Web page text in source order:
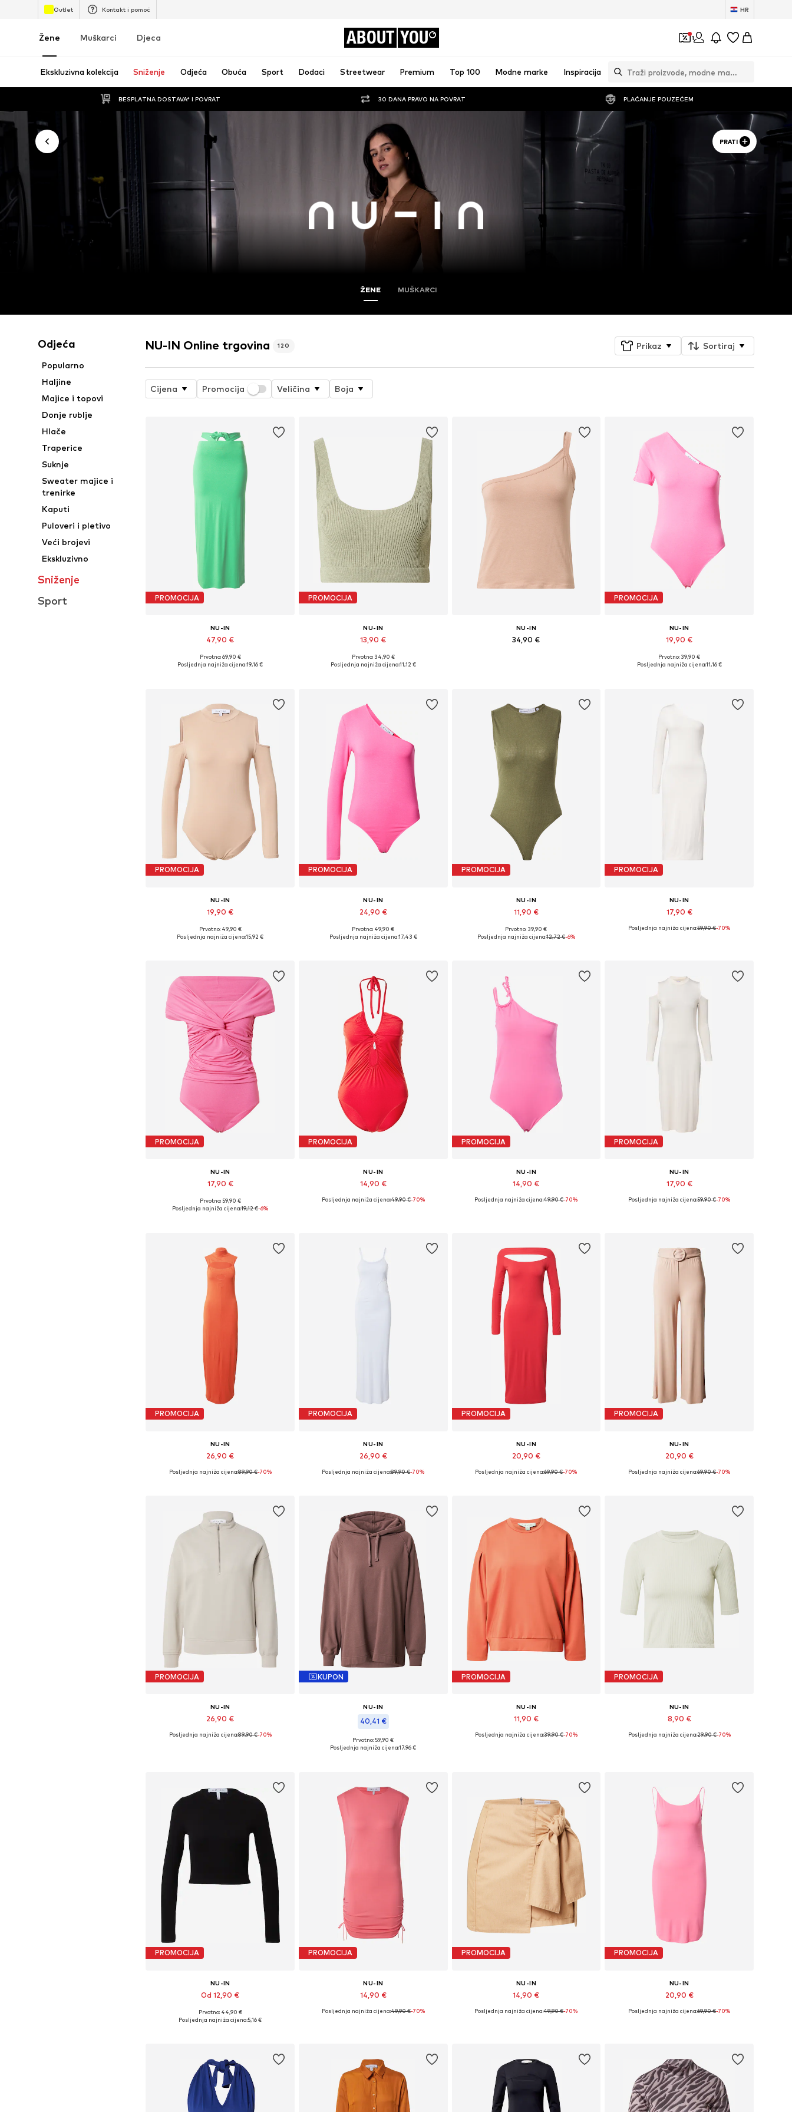
Outlet Kontakt i pomoć HR
Žene Muškarci Djeca ABOUT YOU 1
Ekskluzivna kolekcija Sniženje Odjeća Obuća Sport Dodaci Streetwear Premium Top 100 Modne marke Inspiracija
BESPLATNA DOSTAVA* I POVRAT 30 DANA PRAVO NA POVRAT PLAĆANJE POUZEĆEM
PRATI
ŽENE MUŠKARCI
Odjeća
Popularno
Haljine
Majice i topovi
Donje rublje
Hlače
Traperice
Suknje
Sweater majice i
trenirke
Kaputi
Puloveri i pletivo
Veći brojevi
Ekskluzivno
Sniženje
Sport
NU-IN Online trgovina 120 Prikaz Sortiraj
Cijena Promocija Veličina Boja
PROMOCIJA
NU-IN
47,90 €
Dostupne veličine: 34, 36, 38
Prvotno: 69,90 €
Posljednja najniža cijena:19,16 €
PROMOCIJA
NU-IN
13,90 €
Dostupne veličine: XS, S, M, L
Prvotno: 34,90 €
Posljednja najniža cijena:11,12 €
NU-IN
34,90 €
PROMOCIJA
NU-IN
19,90 €
Dostupne veličine: XS, S, M, L, XL
Prvotno: 39,90 €
Posljednja najniža cijena:11,16 €
PROMOCIJA
NU-IN
19,90 €
Dostupne veličine: XS, S, M
Prvotno: 49,90 €
Posljednja najniža cijena:15,92 €
PROMOCIJA
NU-IN
24,90 €
Dostupne veličine: XXS, XS, S, M, L
Prvotno: 49,90 €
Posljednja najniža cijena:17,43 €
PROMOCIJA
NU-IN
11,90 €
Dostupne veličine: XXS, XS, S, M
Prvotno: 39,90 €
Posljednja najniža cijena:12,72 €-6%
PROMOCIJA
NU-IN
17,90 €
+1
Dostupne veličine: 34, 36, 38, 40, 42
Posljednja najniža cijena:59,90 €-70%
PROMOCIJA
NU-IN
17,90 €
Dostupne veličine: XS, S, M
Prvotno: 59,90 €
Posljednja najniža cijena:19,12 €-6%
PROMOCIJA
NU-IN
14,90 €
Dostupne veličine: XS, S, M, L, XL
Posljednja najniža cijena:49,90 €-70%
PROMOCIJA
NU-IN
14,90 €
Dostupne veličine: XS, S, M, L
Posljednja najniža cijena:49,90 €-70%
PROMOCIJA
NU-IN
17,90 €
Dostupne veličine: 34, 36, 38, 40, 42
Posljednja najniža cijena:59,90 €-70%
PROMOCIJA
NU-IN
26,90 €
Dostupne veličine: 34, 36, 38, 40
Posljednja najniža cijena:89,90 €-70%
PROMOCIJA
NU-IN
26,90 €
Dostupne veličine: 34, 36, 38, 40, 42
Posljednja najniža cijena:89,90 €-70%
PROMOCIJA
NU-IN
20,90 €
Dostupne veličine: 32, 34, 36, 38
Posljednja najniža cijena:69,90 €-70%
PROMOCIJA
NU-IN
20,90 €
Dostupne veličine: 36, 38
Posljednja najniža cijena:69,90 €-70%
PROMOCIJA
NU-IN
26,90 €
Dostupne veličine: XS, S, M
Posljednja najniža cijena:89,90 €-70%
KUPON
NU-IN
40,41 €
Dostupne veličine: L-XL
Prvotno: 59,90 €
Posljednja najniža cijena:17,96 €
PROMOCIJA
NU-IN
11,90 €
Dostupne veličine: XXS, XS, S
Posljednja najniža cijena:39,90 €-70%
PROMOCIJA
NU-IN
8,90 €
Dostupne veličine: L, XL
Posljednja najniža cijena:29,90 €-70%
PROMOCIJA
NU-IN
Od 12,90 €
Dostupne veličine: M, L, XL
Prvotno: 44,90 €
Posljednja najniža cijena:5,16 €
PROMOCIJA
NU-IN
14,90 €
Dostupne veličine: 36, 38
Posljednja najniža cijena:49,90 €-70%
PROMOCIJA
NU-IN
14,90 €
Dostupne veličine: 40, 42
Posljednja najniža cijena:49,90 €-70%
PROMOCIJA
NU-IN
20,90 €
Dostupne veličine: 38, 40
Posljednja najniža cijena:69,90 €-70%